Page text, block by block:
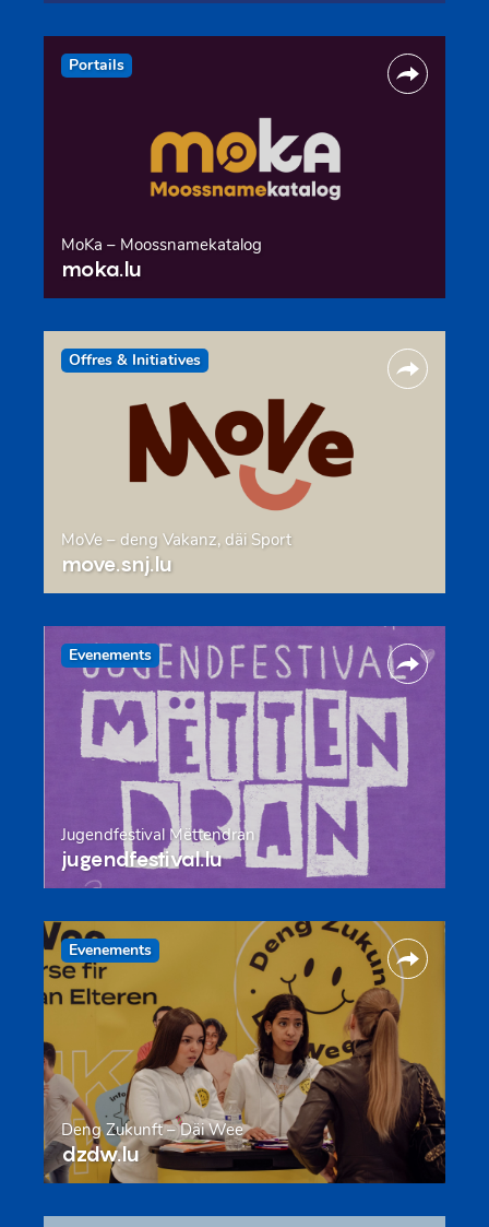
Portails
MoKa – Moossnamekatalog
moka.lu
Offres & Initiatives
MoVe – deng Vakanz, däi Sport
move.snj.lu
Evenements
Jugendfestival Mëttendran
jugendfestival.lu
Evenements
Deng Zukunft – Däi Wee
dzdw.lu